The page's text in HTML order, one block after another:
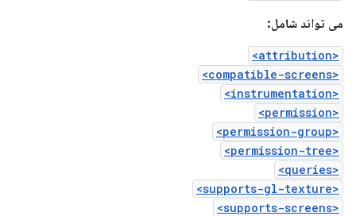
می تواند شامل:
<attribution>
<compatible-screens>
<instrumentation>
<permission>
<permission-group>
<permission-tree>
<queries>
<supports-gl-texture>
<supports-screens>